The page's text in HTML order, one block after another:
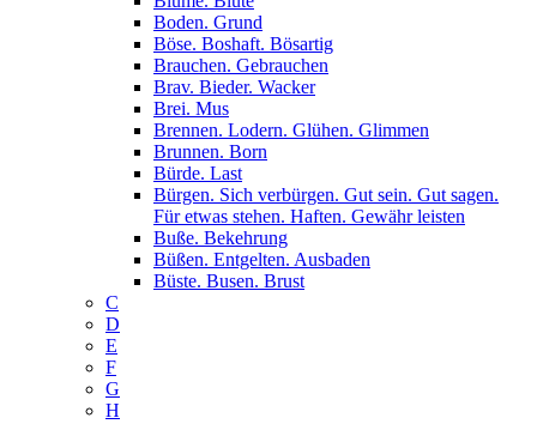
Boden. Grund
Böse. Boshaft. Bösartig
Brauchen. Gebrauchen
Brav. Bieder. Wacker
Brei. Mus
Brennen. Lodern. Glühen. Glimmen
Brunnen. Born
Bürde. Last
Bürgen. Sich verbürgen. Gut sein. Gut sagen.
Für etwas stehen. Haften. Gewähr leisten
Buße. Bekehrung
Büßen. Entgelten. Ausbaden
Büste. Busen. Brust
C
D
E
F
G
H